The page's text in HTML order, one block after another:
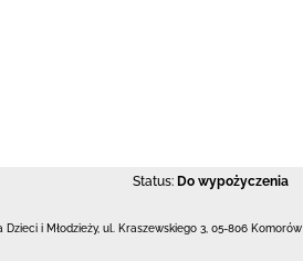
Status: Do wypożyczenia
Dzieci i Młodzieży, ul. Kraszewskiego 3 05-806 Komorów